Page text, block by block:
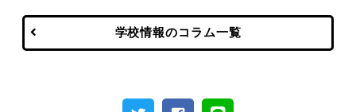
学校情報のコラム一覧